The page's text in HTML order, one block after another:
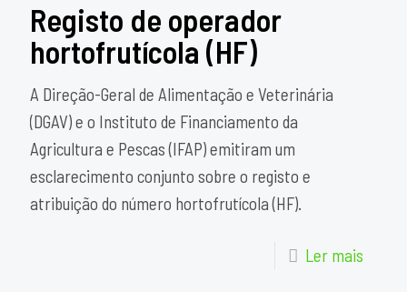
Registo de operador
hortofrutícola (HF)
A Direção-Geral de Alimentação e Veterinária
(DGAV) e o Instituto de Financiamento da
Agricultura e Pescas (IFAP) emitiram um
esclarecimento conjunto sobre o registo e
atribuição do número hortofrutícola (HF).
Ler mais